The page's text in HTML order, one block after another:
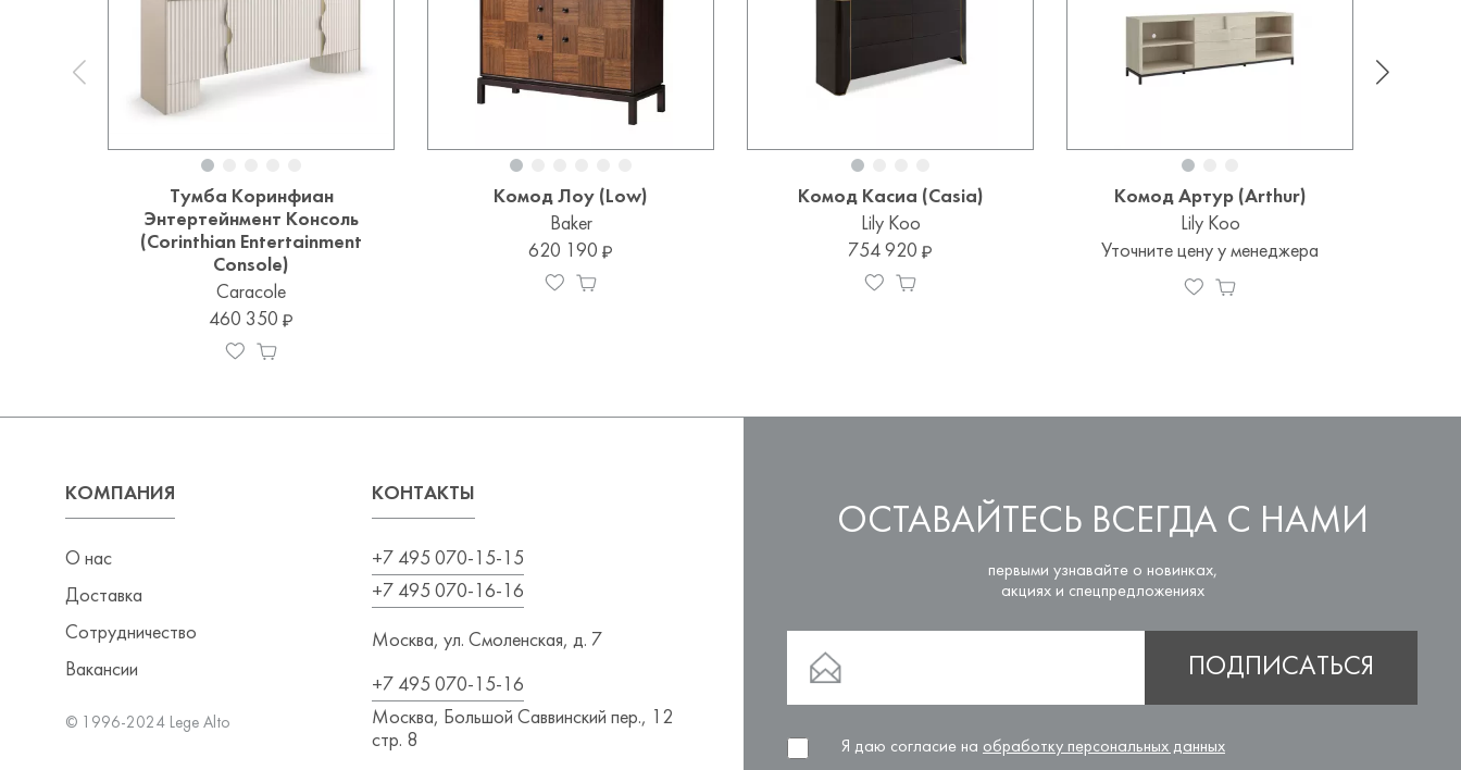
Тумба Коринфиан
Энтертейнмент Консоль
(Corinthian Entertainment
Console)
Caracole
460 350
Комод Лоу (Low)
Baker
620 190
Комод Касиа (Casia)
Lily Koo
754 920
Комод Артур (Arthur)
Lily Koo
Уточните цену у менеджера
КОМПАНИЯ
О нас
Доставка
Сотрудничество
Вакансии
© 1996-2024 Lege Alto
КОНТАКТЫ
+7 495 070-15-15
+7 495 070-16-16
Москва, ул. Смоленская, д. 7
+7 495 070-15-16
Москва, Большой Саввинский пер., 12
стр. 8
ОСТАВАЙТЕСЬ ВСЕГДА С НАМИ
первыми узнавайте о новинках,
акциях и спецпредложениях
ПОДПИСАТЬСЯ
Я даю согласие на обработку персональных данных